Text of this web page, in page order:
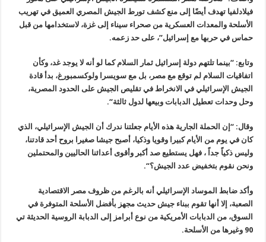
فيلادلفيا تهدف أيضًا إلى منع كشف تورط الجيش المصري العميق في تهريب
الأسلحة والمعدات العسكرية من صحراء سيناء إلى غزة، لاستخدامها من قبل
حماس في حربها مع إسرائيل”، على حد زعمه.
وتابع: “بينما تلتهم دولة إسرائيل ثمار السلام كما لو أنه لا يوجد غد، وكأن
اتفاقيات السلام لم توقع مع مصر، بل مع سويسرا ولوكسمبورغ، بدأ قادة
الجيش الإسرائيلي في الانخراط في تقليص الجيش على الحدود المصرية،
وحل وحدات تعطيل الدبابات وبيعها لدول ثالثة“.
وقال: “إن الحملة الجارية هذه الأيام جعلتنا ندرك أن الجيش الإسرائيلي، الذي
كان في يوم من الأيام كبيرا وقويا وذكيا، أصبح جيشا صغيرا بروح أحد قادتنا،
وليس ذكياً جداً ، فهل يستطيع صد أكبر وأقوى أعدائنا الحاليين والمحتملين
ونحن نقوم بتخفيض عدد الجيش؟“.
وأكد ضابط الموساد الإسرائيلي أنه بالرغم من ظروف مصر الاقتصادية
الصعبة، إلا أنها تقوم ببناء جيش حديث مجهز بأفضل الأسلحة المتوفرة في
السوق، من الدبابات الأمريكية من نوع أبرامز إلى الدبابة الروسية الحديثة تي
90 وغيرها من الأسلحة
.